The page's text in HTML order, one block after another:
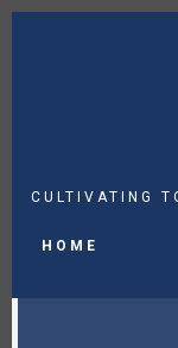
Skip
CULTIVATING
NAVIGATION
HOME